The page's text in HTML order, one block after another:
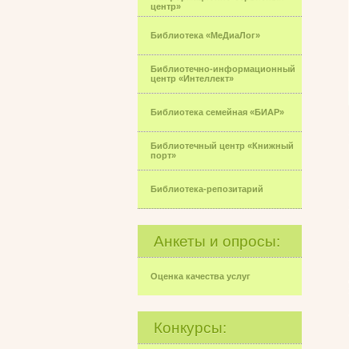
центр»
Библиотека «МеДиаЛог»
Библиотечно-информационный
центр «Интеллект»
Библиотека семейная «БИАР»
Библиотечный центр «Книжный
порт»
Библиотека-репозитарий
Анкеты и опросы:
Оценка качества услуг
Конкурсы: